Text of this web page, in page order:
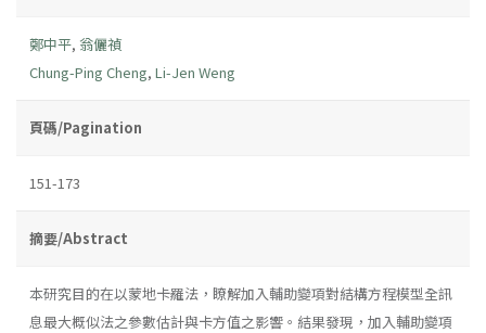
鄭中平, 翁儷禎
Chung-Ping Cheng, Li-Jen Weng
頁碼/Pagination
151-173
摘要/Abstract
本研究目的在以蒙地卡羅法，瞭解加入輔助變項對結構方程模型全訊
息最大概似法之參數估計與卡方值之影響。結果發現，加入輔助變項